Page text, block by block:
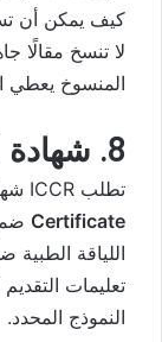
كيف يمكن أن
لا تنسخ مقالًا
المنسوخ يعطي
8. شهادة اللياقة الطبية
تطلب ICCR شهادة لياقة طبية أو
Certificate
اللياقة
تعليمات
النموذج المحدد.